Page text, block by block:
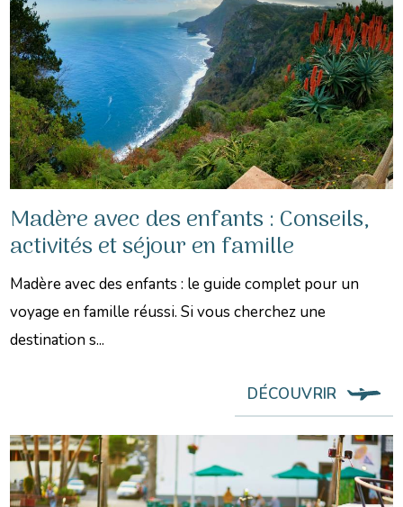
Madère avec des enfants : Conseils,
activités et séjour en famille
Madère avec des enfants : le guide complet pour un
voyage en famille réussi. Si vous cherchez une
destination s...
DÉCOUVRIR